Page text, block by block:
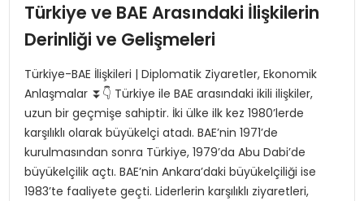
TANYER YAPI ZEMIN MÜHENDISLIĞINDE HEDEF
BÜYÜTTÜ
TOROSLAR’DA PAZAR GERGİNLİĞİ!
Türkiye ve BAE Arasındaki İlişkilerin
Derinliği ve Gelişmeleri
Türkiye-BAE İlişkileri | Diplomatik Ziyaretler, Ekonomik
Anlaşmalar ⏬👇 Türkiye ile BAE arasındaki ikili ilişkiler,
uzun bir geçmişe sahiptir. İki ülke ilk kez 1980’lerde
karşılıklı olarak büyükelçi atadı. BAE’nin 1971’de
kurulmasından sonra Türkiye, 1979’da Abu Dabi’de
büyükelçilik açtı. BAE’nin Ankara’daki büyükelçiliği ise
1983’te faaliyete geçti. Liderlerin karşılıklı ziyaretleri,